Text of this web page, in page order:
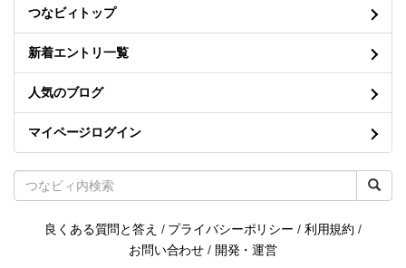
つなビィトップ
新着エントリ一覧
人気のブログ
マイページログイン
良くある質問と答え / プライバシーポリシー / 利用規約 /
お問い合わせ / 開発・運営